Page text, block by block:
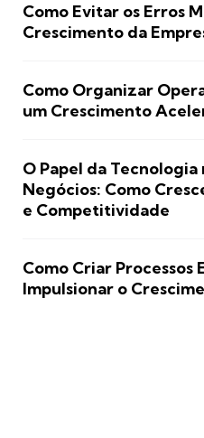
Como Evitar os Erros
Crescimento da
Como Organizar
um Crescimento
O Papel da Tecnologia
Negócios: Como
e Competitividade
Como Criar Processos
Impulsionar o